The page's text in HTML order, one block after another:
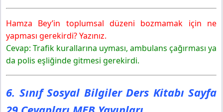
Hamza Bey’in toplumsal düzeni bozmamak için ne
yapması gerekirdi? Yazınız.
Cevap: Trafik kurallarına uyması, ambulans çağırması ya
da polis eşliğinde gitmesi gerekirdi.
6. Sınıf Sosyal Bilgiler Ders Kitabı Sayfa